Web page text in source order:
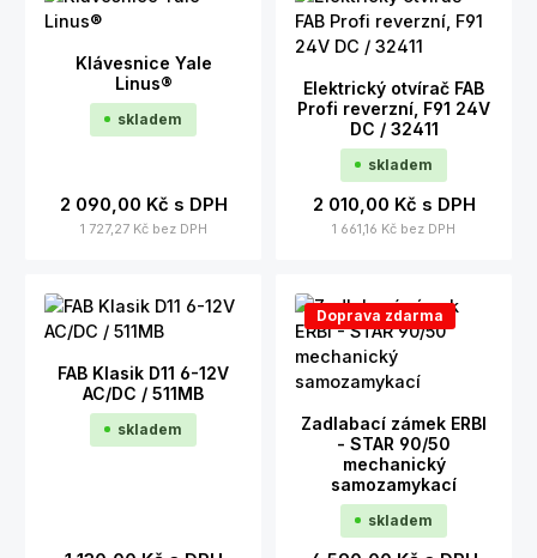
Klávesnice Yale
Linus®
skladem
2 090,00 Kč s DPH
1 727,27 Kč bez DPH
Elektrický otvírač FAB
Profi reverzní, F91 24V
DC / 32411
skladem
2 010,00 Kč s DPH
1 661,16 Kč bez DPH
FAB Klasik D11 6-12V
AC/DC / 511MB
skladem
Doprava zdarma
Zadlabací zámek ERBI
- STAR 90/50
mechanický
samozamykací
skladem